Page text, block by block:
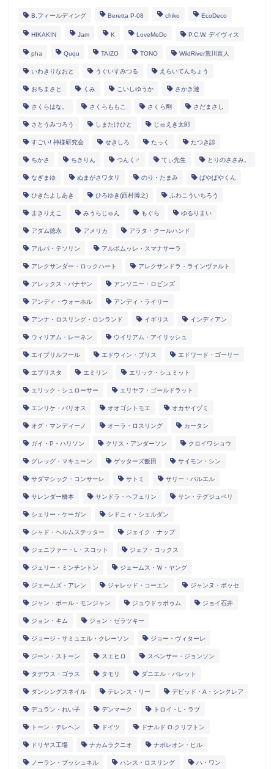
B.フィールディング Beretta P-08 chiko EcoDeco
HIKAKIN Jam K LoveMeDo P.C.W. デイヴィス
pha Ququ TAIZO TONO WildRiver荒川直人
いわきりなおと うぐいすみつる えらいてんちょう
おちまさと くみ こいしゆうか さかき漣
さくらはな。 さくらももこ さくら剛 さだまさし
さとうみつろう しまたけひと じゅえき太郎
すごい! 神様研究会 せきしろ たっく たつき諒
ちかさ ちきりん つんく♂ てぃ先生 とりのささみ。
なぎまゆ ぬまがさワタリ のり・たまみ ぱやぱやくん
ひきたよしあき ひろゆき(西村博之) ふわこういちろう
まきりえこ みうらじゅん もぐら ゆるりまい
アダム徳永 アメリカ アラタ・クールハンド
アルパ・テソリン アルボムッレ・スマナサーラ
アレクサンダー・ロックハート アレクサンドラ・ラインヴァルト
アレックス・バナヤン アンソニー・ロビンズ
アンディ・ウォーホル アンディ・ライリー
アンナ・ロスリング・ロンランド イギリス インディアン
ウィリアム・レーネン ウイリアム・アイリッシュ
エイプリルフール エドウィン・ブリス エドワード・ゴーリー
エブリスタ エミリン エリック・シュミット
エリック・シュローサー エリヤフ・ゴールドラット
エンリケ・バリオス オオゴシトモエ オカヤイヅミ
オグ・マンディーノ オーラ・ロスリング カータン
ガイ・P・ハリソン クリス・アンダーソン クロイワショウ
グレッグ・マキューン ゲッターズ飯田 サイモン・シン
サダマシック・コンサーレ サトミ サリー・バルエル
サレンダー橋本 サンドラ・ヘフェリン サン・テグジュペリ
シェリー・ケーガン シドニィ・シェルダン
シャド・ヘルムステッター ジェイク・ナップ
ジェニファー・L・スコット ジェフ・コックス
ジェリー・ミンチントン ジェームス・Ｗ・ヤング
ジェームズ・アレン ジャレッド・コーエン ジャンヌ・ボッセ
ジャン・ポール・モンジャン ジュウドゥポゥム ジョイ石井
ジョン・キム ジョン・ゼラツキー
ジョージ・サミュエル・クレーソン ジョー・ヴィターレ
ジーン・ストーン スエヒロ スペンサー・ジョンソン
タデウス・ゴラス タモリ ダニエル・バレット
ダンシングスネイル テレンス・リー デビッド・A・シンクレア
デュラン・れい子 デンマーク トロイ・L・ラブ
トーン・テレヘン ドイツ ドナルド O.クリフトン
ドリヤス工場 ナカムラクニオ ナポレオン・ヒル
ノーラン・ブッシュネル ハンス・ロスリング ハ・ワン